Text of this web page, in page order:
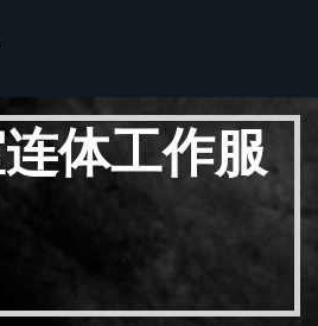
体工作服